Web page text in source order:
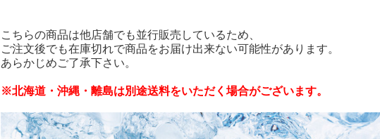
こちらの商品は他店舗でも並行販売しているため、
ご注文後でも在庫切れで商品をお届け出来ない可能性があります。
あらかじめご了承下さい。
※北海道・沖縄・離島は別途送料をいただく場合がございます。